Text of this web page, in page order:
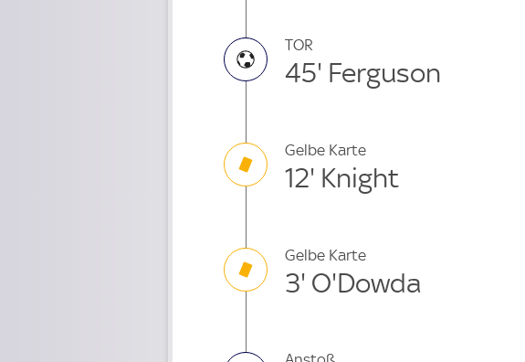
TOR
45' Ferguson
Gelbe Karte
12' Knight
Gelbe Karte
3' O'Dowda